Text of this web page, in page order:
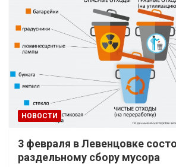
НОВОСТИ
3 февраля в Левенцовке
раздельному сбору мусора